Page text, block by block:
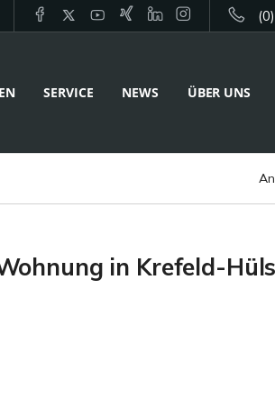
SERVICE NEWS ÜBER UNS
in Krefeld-Hüls